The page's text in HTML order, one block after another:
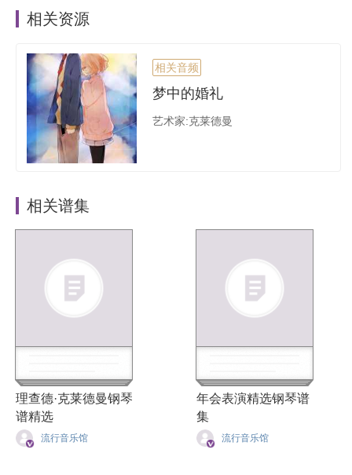
相关资源
相关音频
梦中的婚礼
艺术家:克莱德曼
相关谱集
理查德·克莱德曼钢琴
谱精选
流行音乐馆
年会表演精选钢琴谱
集
流行音乐馆